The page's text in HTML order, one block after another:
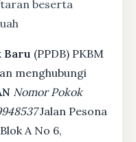
beserta
Baru (PPDB) PKBM
menghubungi
Nomor Pokok
Jalan Pesona
A No 6,